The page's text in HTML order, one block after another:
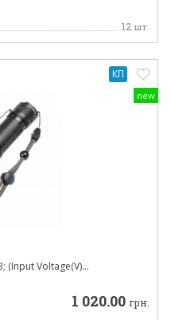
12 шт.
new
(Input Voltage(V)...
1 020.00 грн.
КП